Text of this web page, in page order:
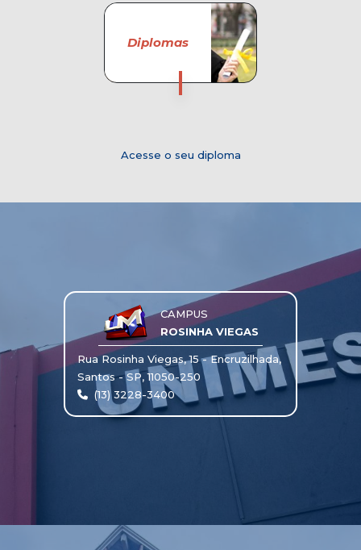
Diplomas
Acesse o seu diploma
CAMPUS
ROSINHA VIEGAS
Rua Rosinha Viegas, 15 - Encruzilhada,
Santos - SP, 11050-250
(13) 3228-3400